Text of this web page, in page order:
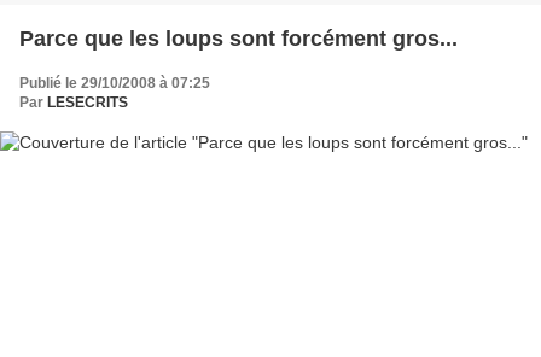
Parce que les loups sont forcément gros...
Publié le 29/10/2008 à 07:25
Par LESECRITS